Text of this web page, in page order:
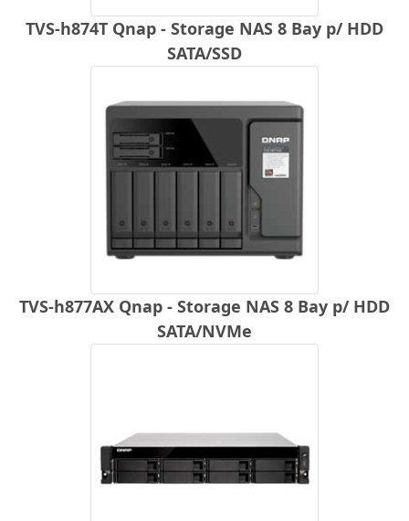
TVS-h874T Qnap - Storage NAS 8 Bay p/ HDD
SATA/SSD
TVS-h877AX Qnap - Storage NAS 8 Bay p/ HDD
SATA/NVMe